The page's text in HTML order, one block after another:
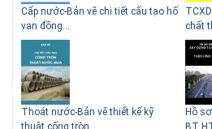
Lý do nên sử dụng gạch block
để xây nhà
Cấp nước-Bản vẽ chi tiết cấu tạo hố
van đồng...
Thoát nước-Bản vẽ thiết kế kỹ
thuật cống tròn...
chất
Hồ
BT